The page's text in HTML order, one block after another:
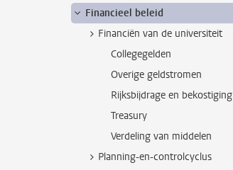
Financieel beleid
Financiën van de universiteit
Collegegelden
Overige geldstromen
Rijksbijdrage en bekostiging
Treasury
Verdeling van middelen
Planning-en-controlcyclus